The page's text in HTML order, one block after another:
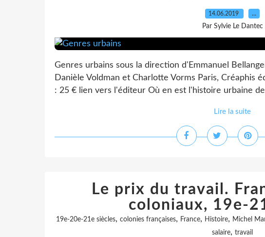
14.06.2019 …
Par Sylvie Le Dantec
Genres urbains sous la direction d'Emmanuel
Danièle Voldman et Charlotte Vorms Paris, Créaphis
: 25 € lien vers l'éditeur Où en est l'histoire urbaine
Lire la suite
Le prix du travail.
coloniaux, 19e-
19e-20e-21e siècles, colonies françaises, France, Histoire, Michel
salaire, travail